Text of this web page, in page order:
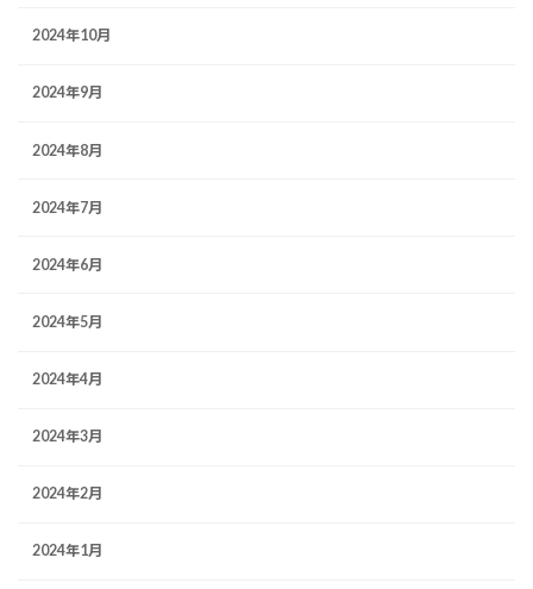
2024年10月
2024年9月
2024年8月
2024年7月
2024年6月
2024年5月
2024年4月
2024年3月
2024年2月
2024年1月